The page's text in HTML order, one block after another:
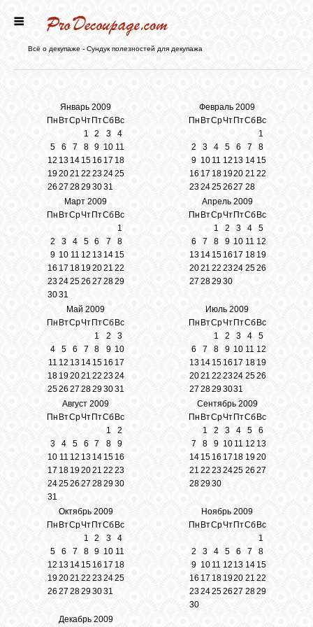
Всё о декупаже - Сундук полезностей для декупажа
Январь 2009
Пн ВтСрЧт ПтСб Вс
1
2 3
4
5
6 7 8 9 10 11
12 13 14 151617 18
19202122 232425
262728293031
Февраль 2009
Пн ВтСрЧт ПтСб Вс
1
2
3 4 5 6 7
8
9 1011 1213 14 15
1617 181920 21 22
23 24252627 28
Март 2009
Пн ВтСрЧт ПтСб Вс
1
2
3 4 5 6 7
8
9 10 11 12 13 14 15
16 17 18 19202122
23242526 272829
3031
Апрель 2009
Пн ВтСрЧт ПтСб Вс
1
2 3 4
5
6
7 8 9 10 11 12
13 14 151617 18 19
2021 222324 2526
27 282930
Май 2009
Пн ВтСрЧт ПтСб Вс
1
2
3
4
5 6 7 8 9 10
1112 1314 15 1617
18192021 22 2324
2526 2728293031
Июль 2009
Пн ВтСрЧт ПтСб Вс
1
2 3 4
5
6
7 8 9 10 11 12
13 14 1516 17 18 19
2021222324 2526
2728293031
Август 2009
Пн ВтСрЧт ПтСб Вс
1
2
3
4 5 6 7 8
9
10 11 12131415 16
17 18 19202122 23
24252627 282930
31
Сентябрь 2009
Пн ВтСрЧт ПтСб Вс
1
2 3 4 5
6
7
8 9 10 11 12 13
141516 17 18 1920
2122 232425 26 27
282930
Октябрь 2009
Пн ВтСрЧт ПтСб Вс
1
2 3
4
5
6 7 8 9 10 11
12 13 14 15 16 17 18
192021 22232425
262728293031
Ноябрь 2009
Пн ВтСрЧт ПтСб Вс
1
2
3 4 5 6 7
8
9 1011 12 13 14 15
16 17 18 1920 21 22
2324252627 2829
30
Декабрь 2009